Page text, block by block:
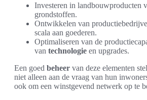
Investeren in landbouwproducten
grondstoffen.
Ontwikkelen van
scala aan goederen.
Optimaliseren van de
van technologie en upgrades.
Een goed beheer van deze elementen
niet alleen aan de vraag van hun
ook om een winstgevend netwerk op te